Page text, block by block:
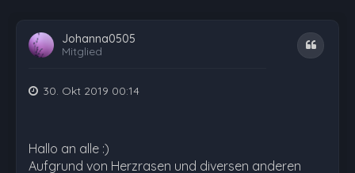
Johanna0505
Mitglied
Zitat
30. Okt 2019 00:14
Hallo an alle :)
Aufgrund von Herzrasen und diversen anderen